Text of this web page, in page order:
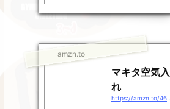
amzn.to
マキタ空気入
れ